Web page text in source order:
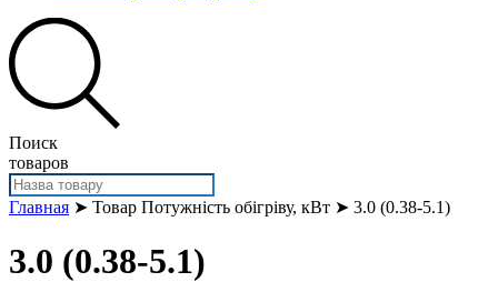
Поиск
товаров
Главная ➤ Товар Потужність обігріву, кВт ➤ 3.0 (0.38-5.1)
3.0 (0.38-5.1)